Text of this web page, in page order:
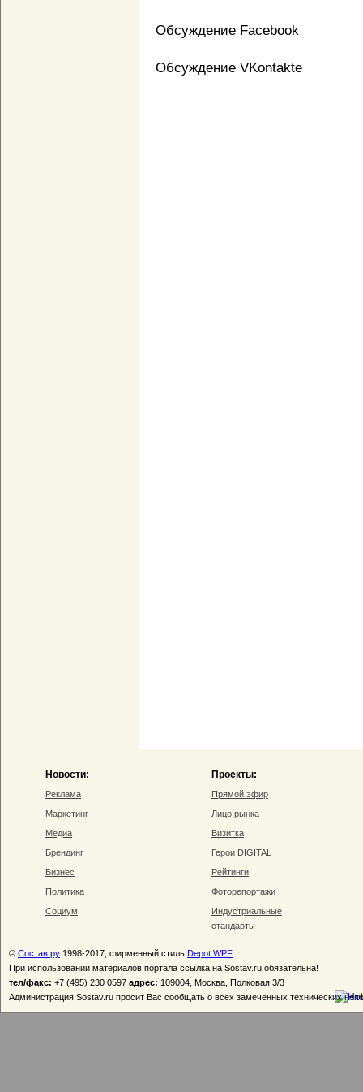
Обсуждение Facebook
Обсуждение VKontakte
Новости:
Реклама
Маркетинг
Медиа
Брендинг
Бизнес
Политика
Социум
Проекты:
Прямой эфир
Лицо рынка
Визитка
Герои DIGITAL
Рейтинги
Фоторепортажи
Индустриальные
стандарты
© Состав.ру 1998-2017, фирменный стиль Depot WPF
При использовании материалов портала ссылка на Sostav.ru обязательна!
тел/факс: +7 (495) 230 0597 адрес: 109004, Москва, Полковая 3/3
Администрация Sostav.ru просит Вас сообщать о всех замеченных технических